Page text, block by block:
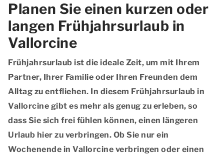
Planen Sie einen kurzen oder
langen Frühjahrsurlaub in
Vallorcine
Frühjahrsurlaub ist die ideale Zeit, um mit Ihrem
Partner, Ihrer Familie oder Ihren Freunden dem
Alltag zu entfliehen. In diesem Frühjahrsurlaub in
Vallorcine gibt es mehr als genug zu erleben, so
dass Sie sich frei fühlen können, einen längeren
Urlaub hier zu verbringen. Ob Sie nur ein
Wochenende in Vallorcine verbringen oder einen